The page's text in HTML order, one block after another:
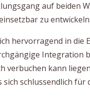
auf beiden
zu entwickeln.
hervorragend in die
Integration
verbuchen kann
sich schlussendlich